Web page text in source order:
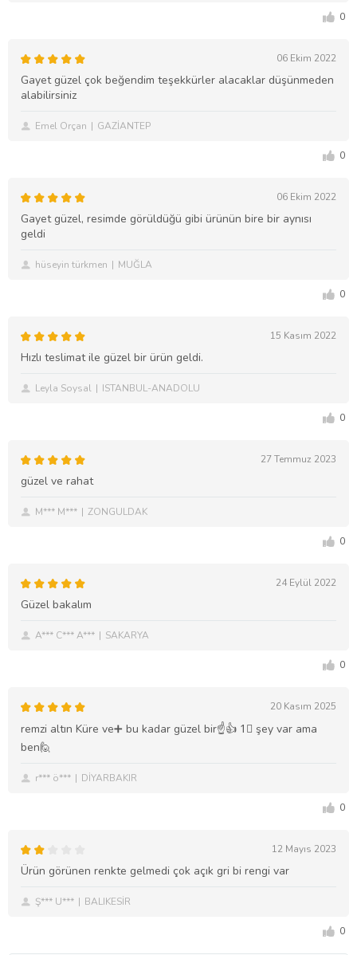
0
06 Ekim 2022
Gayet güzel çok beğendim teşekkürler alacaklar düşünmeden
alabilirsiniz
Emel Orçan GAZİANTEP
0
06 Ekim 2022
Gayet güzel, resimde görüldüğü gibi ürünün bire bir aynısı
geldi
hüseyin türkmen MUĞLA
0
15 Kasım 2022
Hızlı teslimat ile güzel bir ürün geldi.
Leyla Soysal ISTANBUL-ANADOLU
0
27 Temmuz 2023
güzel ve rahat
M*** M*** ZONGULDAK
0
24 Eylül 2022
Güzel bakalım
A*** C*** A*** SAKARYA
0
20 Kasım 2025
remzi altın Küre ve➕ bu kadar güzel bir☝👍 1⃣ şey var ama
ben🙋
r*** ö*** DİYARBAKIR
0
12 Mayıs 2023
Ürün görünen renkte gelmedi çok açık gri bi rengi var
Ş*** U*** BALIKESİR
0